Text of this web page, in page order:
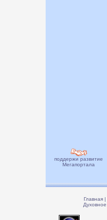
поддержи развитие
Мегапортала
Главная |
Духовное